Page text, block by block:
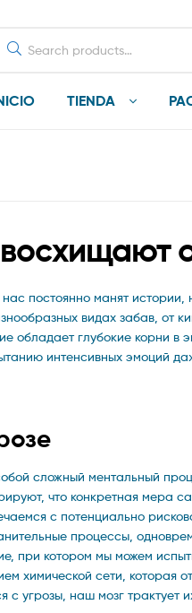
TIENDA
нас постоянно манят
видах забав, от
обладает глубокие корни в
интенсивных эмоций
сложный ментальный
что конкретная мера
с потенциально
процессы,
при котором мы можем
химической сети, которая
наш мозг трактует